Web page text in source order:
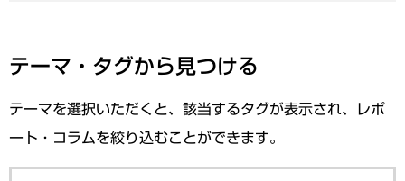
テーマ・タグから見つける
テーマを選択いただくと、該当するタグが表示され、レポ
ート・コラムを絞り込むことができます。